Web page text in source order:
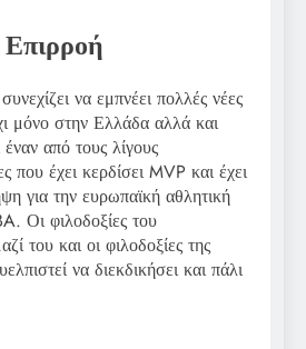
να εμπνέει πολλές νέες
μόνο στην Ελλάδα αλλά και
από τους λίγους
που έχει κερδίσει MVP και έχει
για την ευρωπαϊκή αθλητική
Οι φιλοδοξίες του
του και οι φιλοδοξίες της
να διεκδικήσει και πάλι